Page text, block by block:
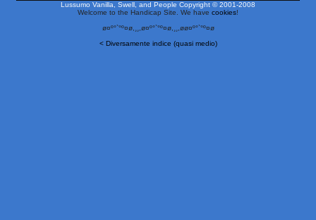
Lussumo Vanilla, Swell, and People Copyright © 2001-2008
Welcome to the Handicap Site. We have cookies!
ø¤º°`°º¤ø,¸¸,ø¤º°`°º¤ø,¸¸,øø¤º°`°º¤ø
< Diversamente indice (quasi medio)